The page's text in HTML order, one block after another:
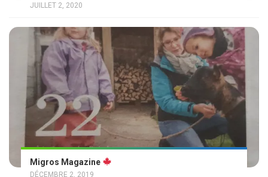
JUILLET 2, 2020
Migros Magazine
DÉCEMBRE 2, 2019